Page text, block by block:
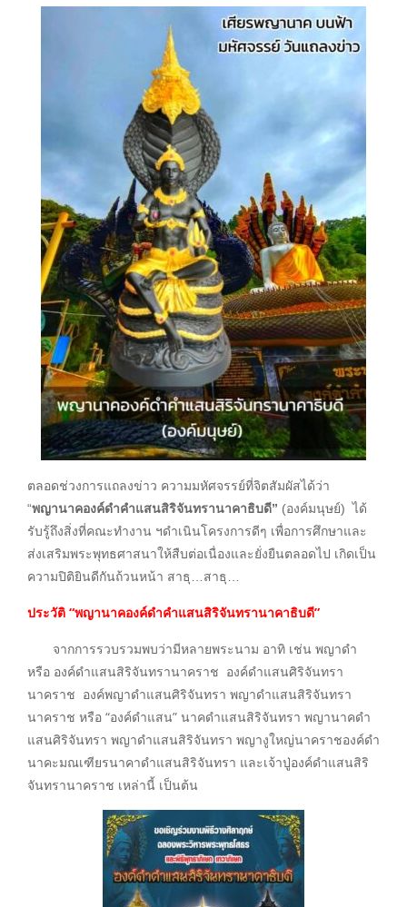
ตลอดช่วงการแถลงข่าว ความมหัศจรรย์ที่จิตสัมผัสได้ว่า
“พญานาคองค์ดำคำแสนสิริจันทรานาคาธิบดี” (องค์มนุษย์) ได้
รับรู้ถึงสิ่งที่คณะทำงาน ฯดำเนินโครงการดีๆ เพื่อการศึกษาและ
ส่งเสริมพระพุทธศาสนาให้สืบต่อเนื่องและยั่งยืนตลอดไป เกิดเป็น
ความปิติยินดีกันถ้วนหน้า สาธุ…สาธุ…
ประวัติ “พญานาคองค์ดำคำแสนสิริจันทรานาคาธิบดี”
จากการรวบรวมพบว่ามีหลายพระนาม อาทิ เช่น พญาดำ
หรือ องค์ดำแสนสิริจันทรานาคราช องค์ดำแสนศิริจันทรา
นาคราช องค์พญาดำแสนศิริจันทรา พญาดำแสนสิริจันทรา
นาคราช หรือ “องค์ดำแสน” นาคดำแสนสิริจันทรา พญานาคดำ
แสนศิริจันทรา พญาดำแสนสิริจันทรา พญางูใหญ่นาคราชองค์ดำ
นาคะมณเฑียรนาคาดำแสนสิริจันทรา และเจ้าปู่องค์ดำแสนสิริ
จันทรานาคราช เหล่านี้ เป็นต้น